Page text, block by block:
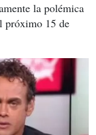
la polémica
próximo 15 de